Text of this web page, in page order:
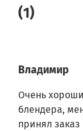
(1)
Владимир
Очень
блендера,
принял